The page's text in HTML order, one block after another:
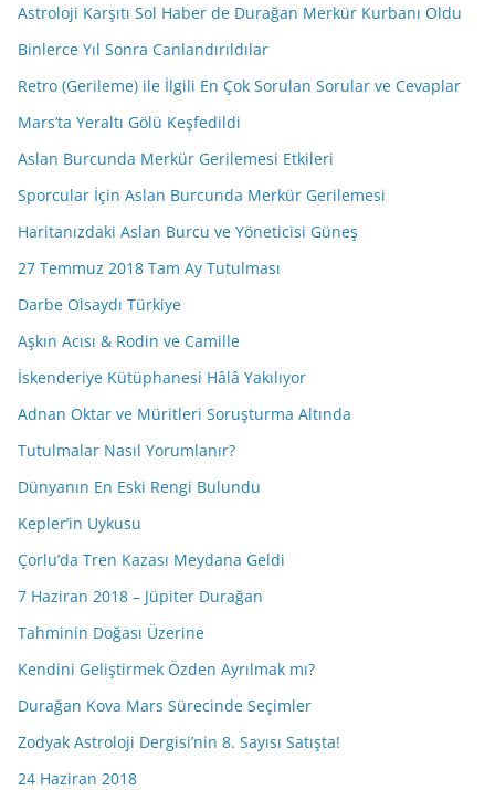
Astroloji Karşıtı Sol Haber de Durağan Merkür Kurbanı Oldu
Binlerce Yıl Sonra Canlandırıldılar
Retro (Gerileme) ile İlgili En Çok Sorulan Sorular ve Cevaplar
Mars’ta Yeraltı Gölü Keşfedildi
Aslan Burcunda Merkür Gerilemesi Etkileri
Sporcular İçin Aslan Burcunda Merkür Gerilemesi
Haritanızdaki Aslan Burcu ve Yöneticisi Güneş
27 Temmuz 2018 Tam Ay Tutulması
Darbe Olsaydı Türkiye
Aşkın Acısı & Rodin ve Camille
İskenderiye Kütüphanesi Hâlâ Yakılıyor
Adnan Oktar ve Müritleri Soruşturma Altında
Tutulmalar Nasıl Yorumlanır?
Dünyanın En Eski Rengi Bulundu
Kepler’in Uykusu
Çorlu’da Tren Kazası Meydana Geldi
7 Haziran 2018 – Jüpiter Durağan
Tahminin Doğası Üzerine
Kendini Geliştirmek Özden Ayrılmak mı?
Durağan Kova Mars Sürecinde Seçimler
Zodyak Astroloji Dergisi’nin 8. Sayısı Satışta!
24 Haziran 2018